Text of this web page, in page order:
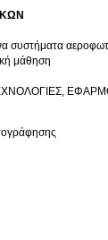
μάθηση